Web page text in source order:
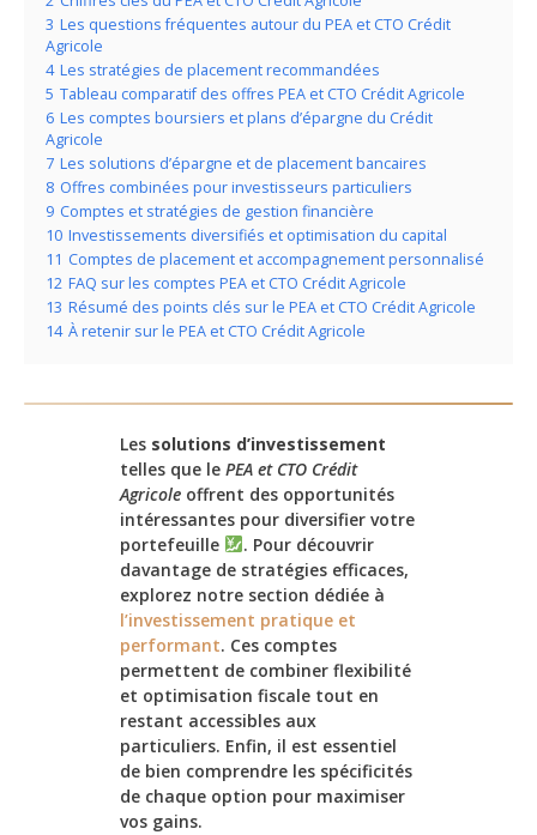
3 Les questions fréquentes autour du PEA et CTO Crédit
Agricole
4 Les stratégies de placement recommandées
5 Tableau comparatif des offres PEA et CTO Crédit Agricole
6 Les comptes boursiers et plans d’épargne du Crédit
Agricole
7 Les solutions d’épargne et de placement bancaires
8 Offres combinées pour investisseurs particuliers
9 Comptes et stratégies de gestion financière
10 Investissements diversifiés et optimisation du capital
11 Comptes de placement et accompagnement personnalisé
12 FAQ sur les comptes PEA et CTO Crédit Agricole
13 Résumé des points clés sur le PEA et CTO Crédit Agricole
14 À retenir sur le PEA et CTO Crédit Agricole
Les solutions d’investissement
telles que le PEA et CTO Crédit
Agricole offrent des opportunités
intéressantes pour diversifier votre
portefeuille
. Pour découvrir
davantage de stratégies efficaces,
explorez notre section dédiée à
l’investissement pratique et
performant. Ces comptes
permettent de combiner flexibilité
et optimisation fiscale tout en
restant accessibles aux
particuliers. Enfin, il est essentiel
de bien comprendre les spécificités
de chaque option pour maximiser
vos gains.